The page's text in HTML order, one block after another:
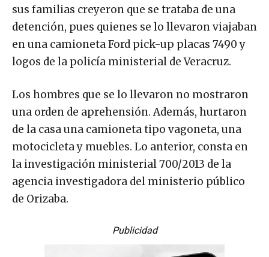
sus familias creyeron que se trataba de una
detención, pues quienes se lo llevaron viajaban
en una camioneta Ford pick-up placas 7490 y
logos de la policía ministerial de Veracruz.
Los hombres que se lo llevaron no mostraron
una orden de aprehensión. Además, hurtaron
de la casa una camioneta tipo vagoneta, una
motocicleta y muebles. Lo anterior, consta en
la investigación ministerial 700/2013 de la
agencia investigadora del ministerio público
de Orizaba.
Publicidad